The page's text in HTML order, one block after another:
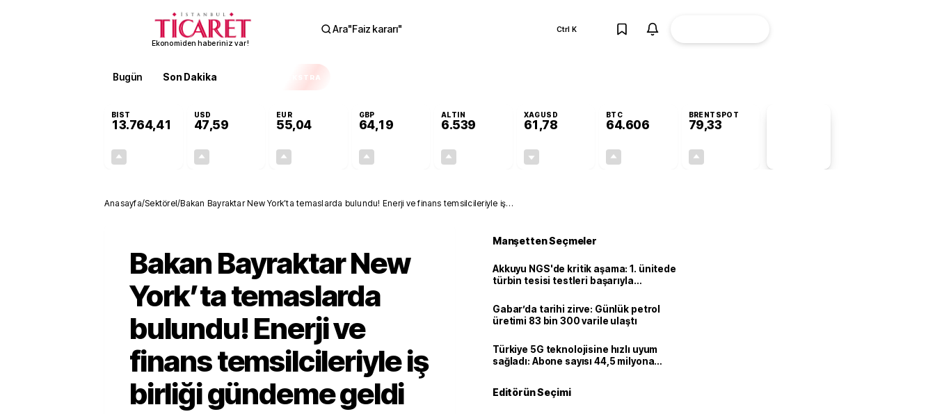
Ekonomiden haberiniz var!
Ara"Faiz kararı" Ctrl K
Bugün Son Dakika EKSTRA
BIST
13.764,41
USD
47,59
EUR
55,04
GBP
64,19
ALTIN
6.539
XAGUSD
61,78
BTC
64.606
BRENTSPOT
79,33
Anasayfa/Sektörel/Bakan Bayraktar New York’ta temaslarda bulundu! Enerji ve finans temsilcileriyle iş
Bakan Bayraktar New
York’ta temaslarda
bulundu! Enerji ve
finans temsilcileriyle iş
birliği gündeme geldi
Manşetten Seçmeler
Akkuyu NGS'de kritik aşama: 1. ünitede
türbin tesisi testleri başarıyla
Gabar’da tarihi zirve: Günlük petrol
üretimi 83 bin 300 varile ulaştı
Türkiye 5G teknolojisine hızlı uyum
sağladı: Abone sayısı 44,5 milyona
Editörün Seçimi